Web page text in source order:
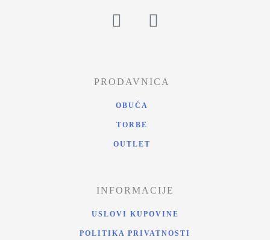
PRODAVNICA
OBUĆA
TORBE
OUTLET
INFORMACIJE
USLOVI KUPOVINE
POLITIKA PRIVATNOSTI